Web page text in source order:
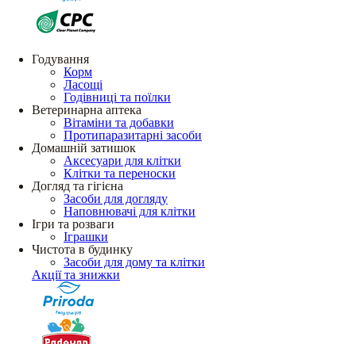
Годування
Корм
Ласощі
Годівниці та поїлки
Ветеринарна аптека
Вітаміни та добавки
Протипаразитарні засоби
Домашній затишок
Аксесуари для клітки
Клітки та переноски
Догляд та гігієна
Засоби для догляду
Наповнювачі для клітки
Ігри та розваги
Іграшки
Чистота в будинку
Засоби для дому та клітки
Акції та знижки